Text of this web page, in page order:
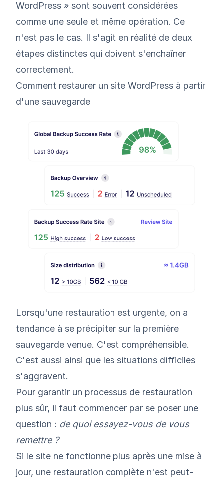
WordPress » sont souvent considérées
comme une seule et même opération. Ce
n'est pas le cas. Il s'agit en réalité de deux
étapes distinctes qui doivent s'enchaîner
correctement.
Comment restaurer un site WordPress à partir
d'une sauvegarde
Lorsqu'une restauration est urgente, on a
tendance à se précipiter sur la première
sauvegarde venue. C'est compréhensible.
C'est aussi ainsi que les situations difficiles
s'aggravent.
Pour garantir un processus de restauration
plus sûr, il faut commencer par se poser une
question : de quoi essayez-vous de vous
remettre ?
Si le site ne fonctionne plus après une mise à
jour, une restauration complète n'est peut-